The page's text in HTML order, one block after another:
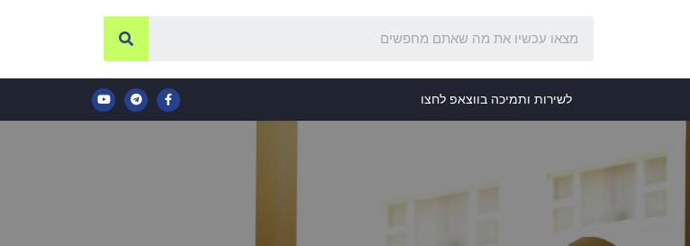
לשירות ותמיכה בווצאפ לחצו